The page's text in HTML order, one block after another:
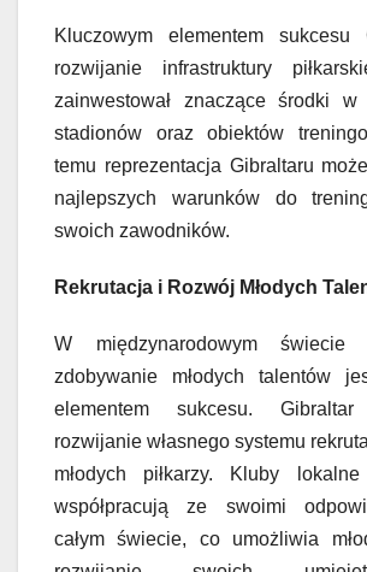
Kluczowym elementem sukcesu
rozwijanie infrastruktury
zainwestował znaczące środki w
stadionów oraz obiektów
temu reprezentacja Gibraltaru
najlepszych warunków do
swoich zawodników.
Rekrutacja i Rozwój Młodych
W międzynarodowym świecie
zdobywanie młodych talentów
elementem sukcesu.
rozwijanie własnego systemu
młodych piłkarzy. Kluby
współpracują ze swoimi
całym świecie, co umożliwia